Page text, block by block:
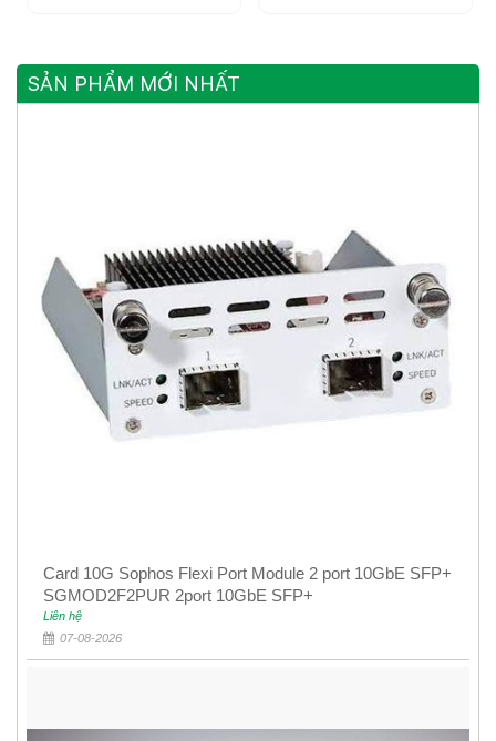
SẢN PHẨM MỚI NHẤT
Card 10G Sophos Flexi Port Module 2 port 10GbE SFP+
SGMOD2F2PUR 2port 10GbE SFP+
Liên hệ
07-08-2026